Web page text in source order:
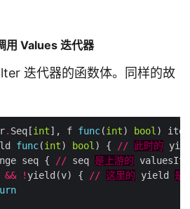
用 Values 迭代器
迭代器的函数体。同样的故
. Seq[int], f func(int) bool ) iter
func(int) bool ) { // 此时的
seq { // seq 是上游的
&& ! yield(v) { // 这里的 yield 是